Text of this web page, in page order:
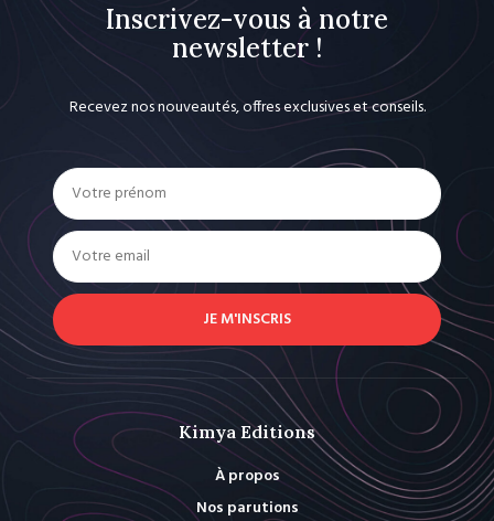
Inscrivez-vous à notre
newsletter !
Recevez nos nouveautés, offres exclusives et conseils.
JE M'INSCRIS
Kimya Editions
À propos
Nos parutions